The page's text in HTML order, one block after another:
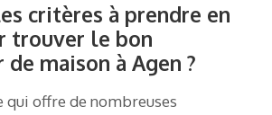
critères à prendre en
trouver le bon
maison à Agen ?
qui offre de nombreuses